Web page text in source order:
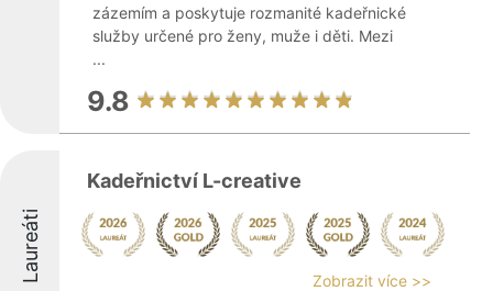
zázemím a poskytuje rozmanité kadeřnické
služby určené pro ženy, muže i děti. Mezi
...
9.8
Laureáti
Kadeřnictví L-creative
Zobrazit více >>